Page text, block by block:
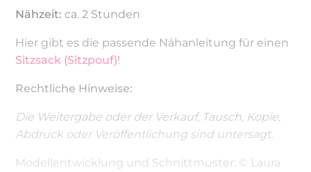
Nähzeit: ca. 2 Stunden
Hier gibt es die passende Nähanleitung für einen
Sitzsack (Sitzpouf)!
Rechtliche Hinweise:
Die Weitergabe oder der Verkauf, Tausch, Kopie,
Abdruck oder Veröffentlichung sind untersagt.
Modellentwicklung und Schnittmuster: © Laura